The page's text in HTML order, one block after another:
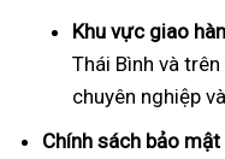
Khu vực giao
Thái Bình và
chuyên nghiệp
Chính sách bảo